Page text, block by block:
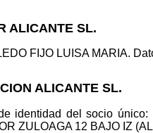
ALICANTE SL.
FIJO LUISA MARIA.
ALICANTE SL.
identidad del socio
ZULOAGA 12 BAJO IZ